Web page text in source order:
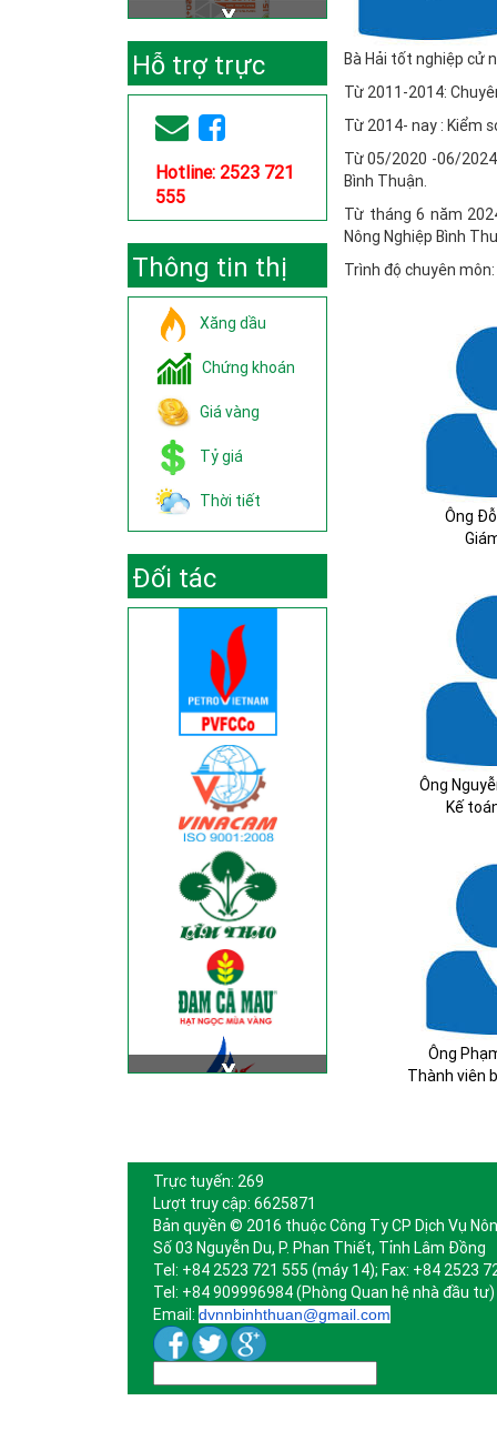
Hỗ trợ trực
tuyến
Hotline: 2523 721
555
Thông tin thị
trườngXăng dầu
Chứng khoán
Giá vàng
Tỷ giá
Thời tiết
Đối tác
Bà Hải tốt nghiệp cử
Từ 2011-2014:
Từ 2014- nay : Kiểm
Từ 05/2020 -06/
Bình Thuận.
Từ tháng 6 năm
Nông Nghiệp Bình
Trình độ chuyên
Ông
Ông
Kế
Ông
Thành viên
Trực tuyến: 269
Lượt truy cập: 6625871
Bản quyền © 2016 thuộc Công Ty CP Dịch Vụ
Số 03 Nguyễn Du, P. Phan Thiết, Tỉnh Lâm Đồng
Tel: +84 2523 721 555 (máy 14); Fax: +84 2523
Tel: +84 909996984 (Phòng Quan hệ nhà đầu tư)
Email: dvnnbinhthuan@gmail.com